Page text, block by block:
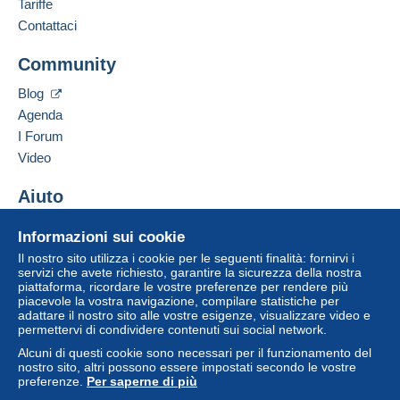
da 150,00 € di acquisti.
Pagamento con:
Lettera (formato normale/piccolo)
2,50 €
Lettera tracciata (lettera normale/piccola)
4,00 €
Lettera raccomandata (formato normale/piccolo)
essere un utente registrato ed
effettuare il login.
Login
Registr
ati
Indirizzo professionale:
13 CHEMIN DE TORREILLES
66510
Aggiungere questo venditore ai preferiti
Informazioni sui cookie
Il nostro sito utilizza i cookie per le seguenti finalità: fornirvi i
servizi che avete richiesto, garantire la sicurezza della nostra
piattaforma, ricordare le vostre preferenze per rendere più
piacevole la vostra navigazione, compilare statistiche per
adattare il nostro sito alle vostre esigenze, visualizzare video e
permettervi di condividere contenuti sui social network.
Alcuni di questi cookie sono necessari per il funzionamento del
nostro sito, altri possono essere impostati secondo le vostre
preferenze. Per saperne di più
Tariffe
Contattaci
Community
Blog
Agenda
I Forum
Video
Aiuto
Acquistare su Delcampe
Vendere su Delcampe
Un sito sicuro